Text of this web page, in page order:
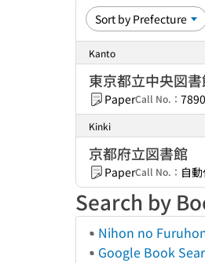
Kanto
東京都立中央図
PaperCall No.：
Kinki
京都府立図書館
PaperCall No.： 自
Search by
Nihon no
Google Book